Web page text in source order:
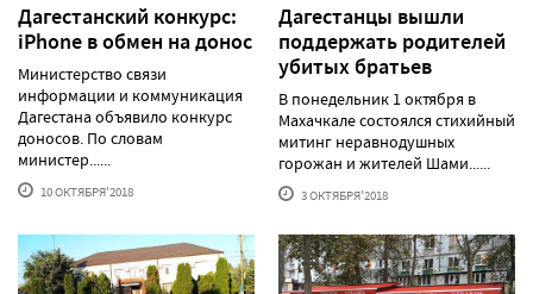
Дагестанский конкурс:
iPhone в обмен на донос
Министерство связи
информации и коммуникация
Дагестана объявило конкурс
доносов. По словам
министер......
10 ОКТЯБРЯ'2018
Дагестанцы вышли
поддержать родителей
убитых братьев
В понедельник 1 октября в
Махачкале состоялся стихийный
митинг неравнодушных
горожан и жителей Шами......
3 ОКТЯБРЯ'2018